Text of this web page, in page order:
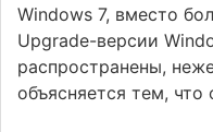
Windows 7, вместо
Upgrade-версии
распространены,
объясняется тем, что